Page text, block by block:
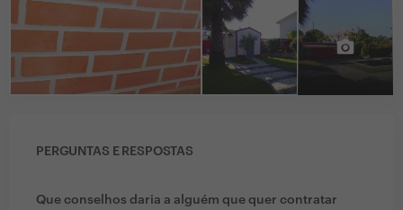
PERGUNTAS E RESPOSTAS
Que conselhos daria a alguém que quer contratar